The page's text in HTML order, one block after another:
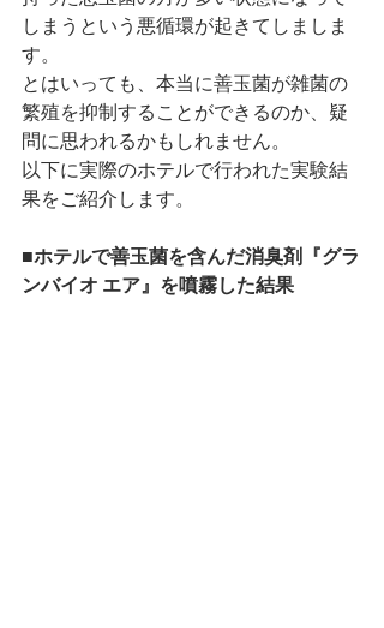
しまうという悪循環が起きてしましま
す。
とはいっても、本当に善玉菌が雑菌の
繁殖を抑制することができるのか、疑
問に思われるかもしれません。
以下に実際のホテルで行われた実験結
果をご紹介します。
■ホテルで善玉菌を含んだ消臭剤『グラ
ンバイオ エア』を噴霧した結果